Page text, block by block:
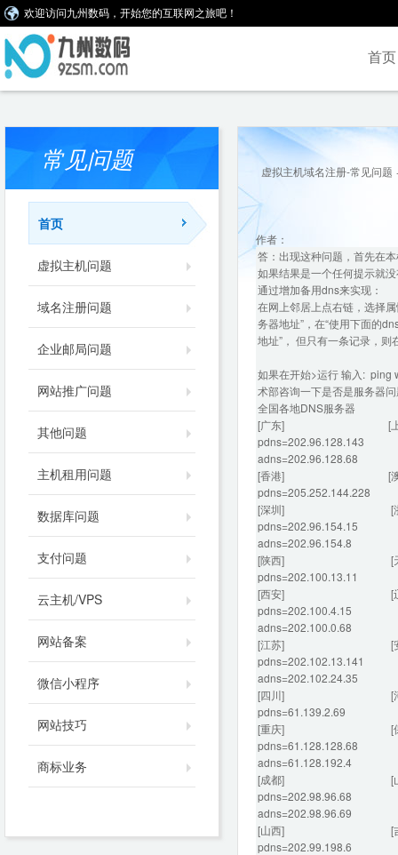
欢迎访问九州数码，开始您的互联网之旅吧！
首页
常见问题
首页
虚拟主机问题
域名注册问题
企业邮局问题
网站推广问题
其他问题
主机租用问题
数据库问题
支付问题
云主机/VPS
网站备案
微信小程序
网站技巧
商标业务
虚拟主机域名注册-常见问题
作者：
答：出现这种问题，首先在
如果结果是一个任何提示就
通过增加备用dns来实现：
在网上邻居上点右链，选择
务器地址”，在“使用下面的
地址”， 但只有一条记录，
如果在开始>运行 输入: ping
术部咨询一下是否是服务器
全国各地DNS服务器
[广东] [上
adns=202.96.128.68
[香港] [澳
pdns=205.252.144.228
[深圳] [浙
pdns=202.96.154.15
adns=202.96.154.8
[陕西] [天
pdns=202.100.13.11
[西安] [辽
pdns=202.100.4.15
adns=202.100.0.68
[江苏] [安
pdns=202.102.13.141
adns=202.102.24.35
[四川]
pdns=61.139.2.69
[重庆] [保
pdns=61.128.128.68
adns=61.128.192.4
[成都] [山
pdns=202.98.96.68
adns=202.98.96.69
[山西] [吉
pdns=202.99.198.6